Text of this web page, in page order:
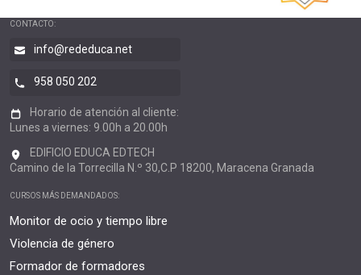
CONTACTO:
info@rededuca.net
958 050 202
Horario de atención al cliente:
Lunes a viernes: 9.00h a 20.00h
EDIFICIO EDUCA EDTECH
Camino de la Torrecilla N.º 30,C.P 18200, Maracena Granada
CURSOS MÁS DEMANDADOS:
Monitor de ocio y tiempo libre
Violencia de género
Formador de formadores